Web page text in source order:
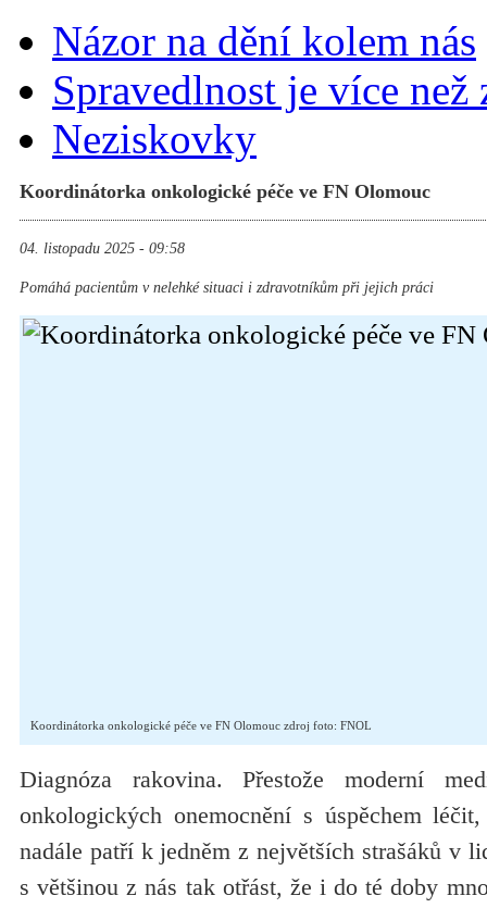
Názor na dění kolem nás
Spravedlnost je více než
Neziskovky
Koordinátorka onkologické péče ve FN Olomouc
04. listopadu 2025 - 09:58
Pomáhá pacientům v nelehké situaci i zdravotníkům při jejich práci
Koordinátorka onkologické péče ve FN Olomouc zdroj foto: FNOL
Diagnóza rakovina. Přestože moderní
onkologických onemocnění s úspěchem
nadále patří k jedněm z největších strašáků v
s většinou z nás tak otřást, že i do té doby